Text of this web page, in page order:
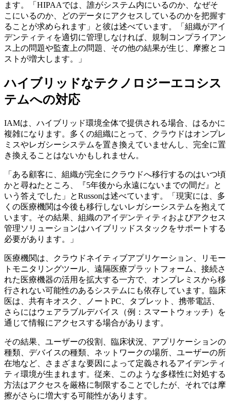
ます。「HIPAAでは、誰がシステム内にいるのか、なぜそ
こにいるのか、どのデータにアクセスしているのかを把握す
ることが求められます」と彼は述べています。「組織がアイ
デンティティを適切に管理しなければ、規制コンプライアン
ス上の問題や監査上の問題、その他の結果が生じ、摩擦とコ
ストが増大します。」
ハイブリッドなテクノロジーエコシス
テムへの対応
IAMは、ハイブリッド環境全体で提供される場合、はるかに
複雑になります。多くの組織にとって、クラウドはオンプレ
ミスやレガシーシステムを置き換えていませんし、完全に置
き換えることはないかもしれません。
「ある顧客に、組織が完全にクラウドへ移行するのはいつ頃
かと尋ねたところ、『5年後から永遠にないまでの間だ』と
いう答えでした」とRussonは述べています。「現実には、多
くの医療機関は今後も移行しないレガシーシステムを抱えて
います。その結果、組織のアイデンティティおよびアクセス
管理ソリューションはハイブリッドスタックをサポートする
必要があります。」
医療機関は、クラウドネイティブアプリケーション、リモー
トモニタリングツール、遠隔医療プラットフォーム、接続さ
れた医療機器の活用を拡大する一方で、オンプレミスから移
行されない可能性のあるシステムにも依存しています。臨床
医は、共有キオスク、ノートPC、タブレット、携帯電話、
さらにはウェアラブルデバイス（例：スマートウォッチ）を
通じて情報にアクセスする場合があります。
その結果、ユーザーの役割、臨床状況、アプリケーションの
種類、デバイスの種類、ネットワークの場所、ユーザーの所
在地など、さまざまな要因によって定義されるアイデンティ
ティ環境が生まれます。従来、このような多様性に対処する
方法はアクセスを厳格に制限することでしたが、それでは摩
擦がさらに増大する可能性があります。